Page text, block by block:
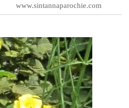
www.sintannaparochie.com